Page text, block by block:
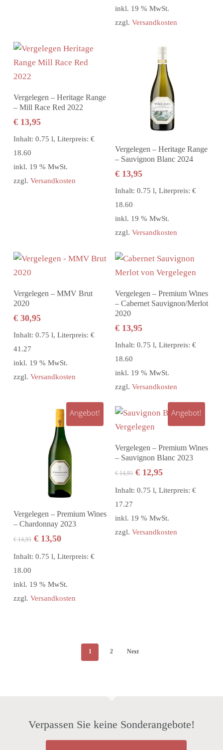
inkl. 19 % MwSt.
zzgl.Versandkosten
In den Warenkorb
Vergelegen – Heritage Range
– Mill Race Red 2022
€13,95
Inhalt: 0.75 l, Literpreis: €
18.60
inkl. 19 % MwSt.
zzgl. Versandkosten
In den Warenkorb
Vergelegen – Heritage Range
– Sauvignon Blanc 2024
€ 13,95
Inhalt: 0.75 l, Literpreis: €
18.60
inkl. 19 % MwSt.
zzgl.Versandkosten
In den Warenkorb
Vergelegen – MMV Brut
2020
€30,95
Inhalt: 0.75 l, Literpreis: €
41.27
inkl. 19 % MwSt.
zzgl. Versandkosten
In den Warenkorb
Vergelegen – Premium Wines
– Cabernet Sauvignon/Merlot
2020
€ 13,95
Inhalt: 0.75 l, Literpreis: €
18.60
inkl. 19 % MwSt.
zzgl.Versandkosten
Angebot!
In den Warenkorb
Vergelegen – Premium Wines
– Chardonnay 2023
€14,95 Ursprünglicher
war:
€13,50Aktueller
ist:
Inhalt: 0.75 l, Literpreis: €
18.00
inkl. 19 % MwSt.
zzgl. Versandkosten
Angebot!
In den Warenkorb
Vergelegen – Premium Wines
– Sauvignon Blanc 2023
€14,95 Ursprünglicher
war:
€ 12,95Aktueller
ist:
Inhalt: 0.75 l, Literpreis: €
17.27
inkl. 19 % MwSt.
zzgl.Versandkosten
1 2 Next
Verpassen Sie keine Sonderangebote!